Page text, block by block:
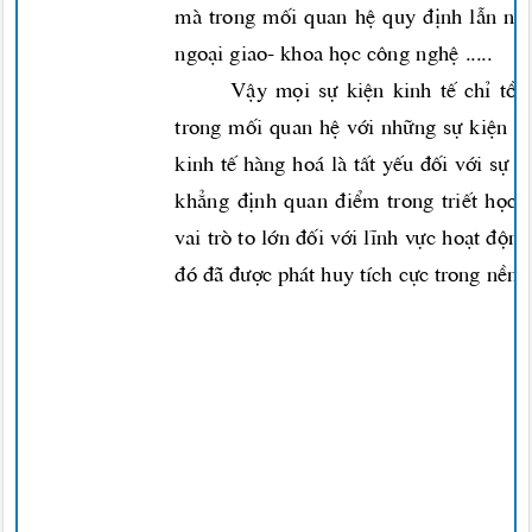
mµ trong mèi quan hÖ quy ®Þnh lÉn
ngo¹i giao- khoa häc c«ng nghÖ .....
VËy mäi sù kiÖn kinh tÕ chØ
trong mèi quan hÖ víi nh÷ng sù kiÖn
kinh tÕ hµng ho¸ lµ tÊt yÕu ®èi víi sù
kh¼ng ®Þnh quan ®iÓm trong triÕt
vai trß to lín ®èi víi lÜnh vùc ho¹t
®ã ®· ®-îcph¸t huy tÝch cùc trong nÒn